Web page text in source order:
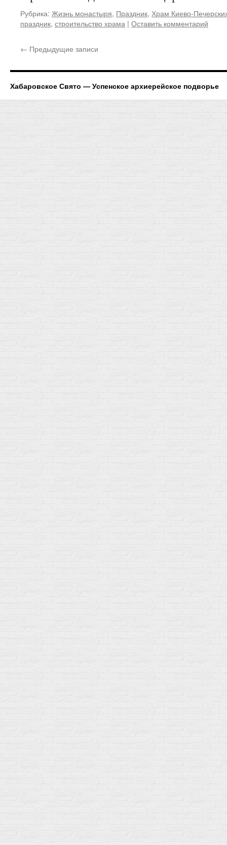
Рубрика: Жизнь монастыря, Праздник, Храм Киево-
праздник, строительство храма | Оставить комментарий
← Предыдущие записи
Хабаровское Свято — Успенское архиерейское подворье